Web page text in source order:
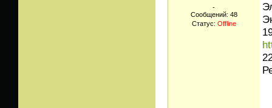
-
Сообщений: 48
Статус: Offline